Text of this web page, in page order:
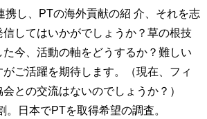
携し、PTの海外貢献の紹 介、それを志
してはいかがでしょうか？草の根技
今、活動の軸をどうするか？難しい
がご活躍を期待します。（現在、フィ
との交流はないのでしょうか？）
。日本でPTを取得希望の調査。